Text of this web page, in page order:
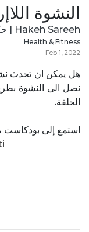
النشوة
Hakeh Sareeh | حكي صريح
Health & Fitness
Feb 1, 2022
هل يمكن ان تحدث
نصل الى النشوة
الحلقة.
استمع إلى بودكاست